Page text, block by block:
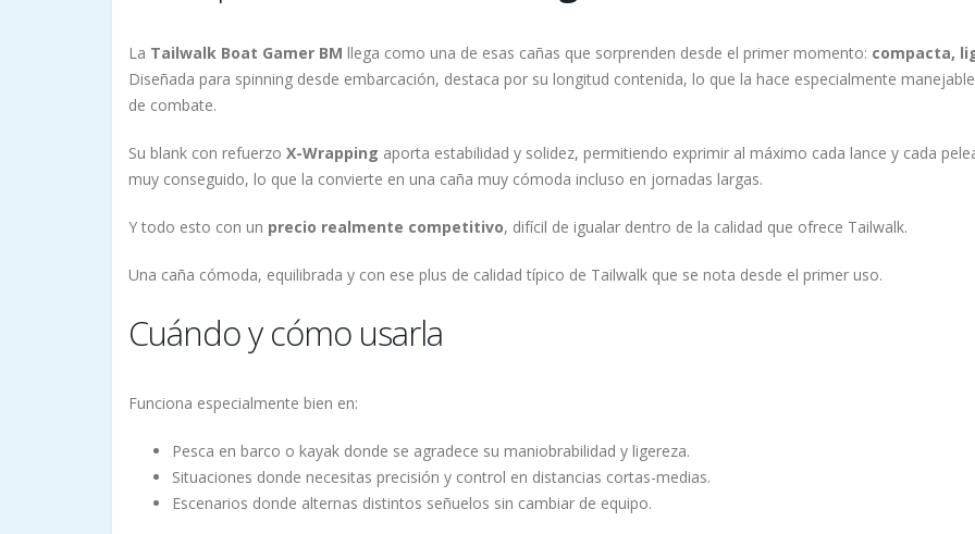
La Tailwalk Boat Gamer BM llega como una de esas cañas que sorprenden desde el primer momento: compacta,
Diseñada para spinning desde embarcación, destaca por su longitud contenida, lo que la hace especialmente
de combate.
Su blank con refuerzo X-Wrapping aporta estabilidad y solidez, permitiendo exprimir al máximo cada lance y cada
muy conseguido, lo que la convierte en una caña muy cómoda incluso en jornadas largas.
Y todo esto con un precio realmente competitivo, difícil de igualar dentro de la calidad que ofrece Tailwalk.
Una caña cómoda, equilibrada y con ese plus de calidad típico de Tailwalk que se nota desde el primer uso.
Cuándo y cómo usarla
Funciona especialmente bien en:
Pesca en barco o kayak donde se agradece su maniobrabilidad y ligereza.
Situaciones donde necesitas precisión y control en distancias cortas-medias.
Escenarios donde alternas distintos señuelos sin cambiar de equipo.